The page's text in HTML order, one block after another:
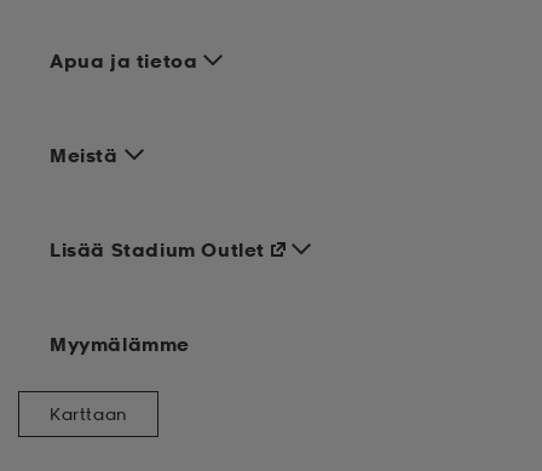
Apua ja tietoa
Meistä
Lisää Stadium Outlet
Myymälämme
Karttaan